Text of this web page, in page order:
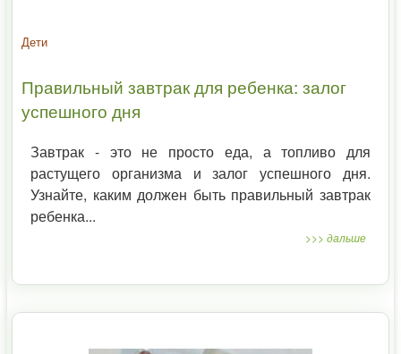
Дети
Правильный завтрак для ребенка: залог
успешного дня
Завтрак - это не просто еда, а топливо для
растущего организма и залог успешного дня.
Узнайте, каким должен быть правильный завтрак
ребенка...
>>> дальше